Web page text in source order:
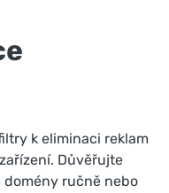
k eliminaci reklam
Důvěřujte
ručně nebo